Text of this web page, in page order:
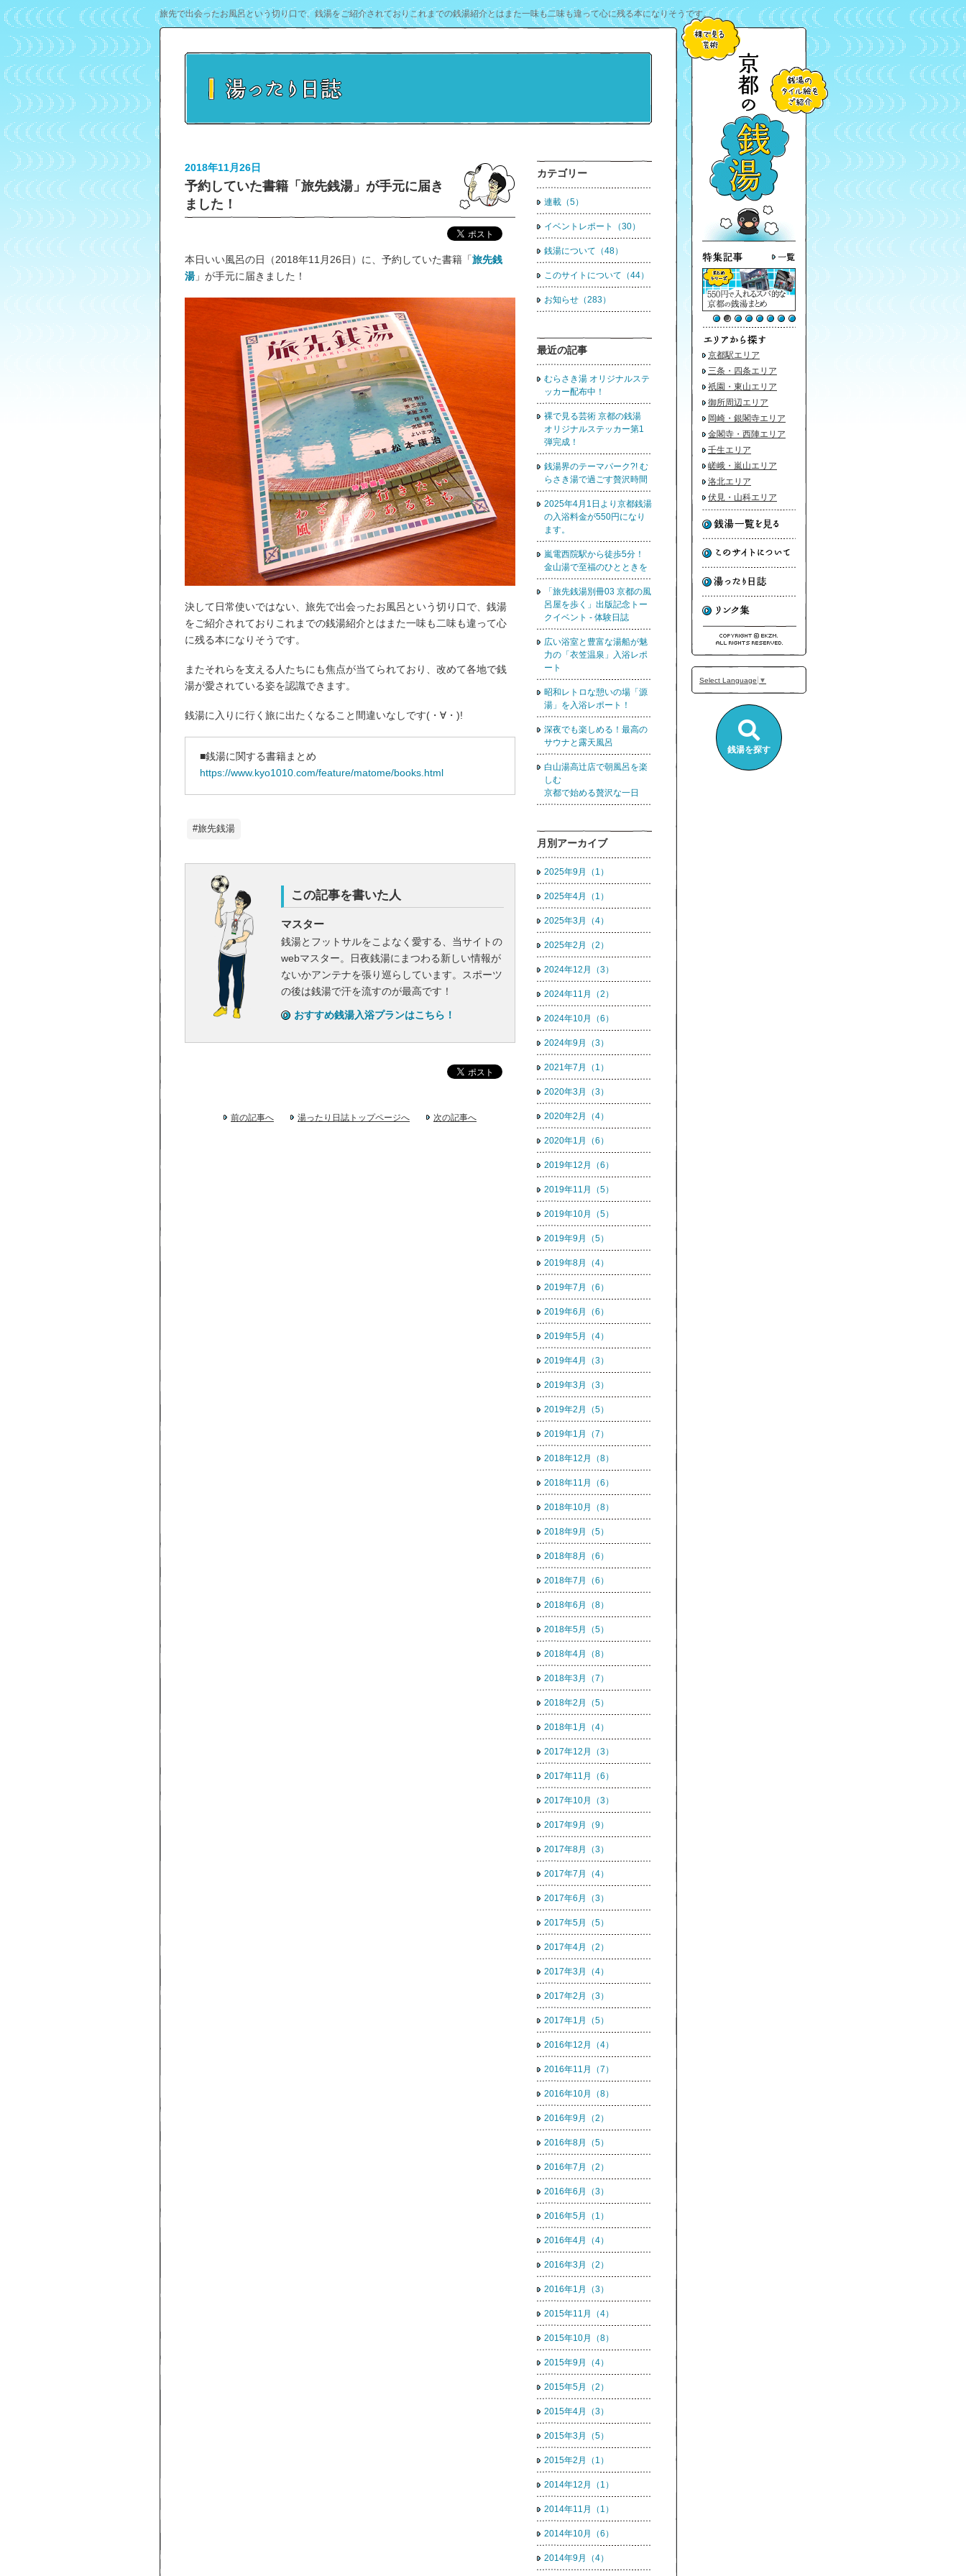
旅先で出会ったお風呂という切り口で、銭湯をご紹介されておりこれまでの銭湯紹介とはまた一味も二味も違って心に残る本になりそうです。
2018年11月26日
予約していた書籍「旅先銭湯」が手元に届き
ました！
本日いい風呂の日（2018年11月26日）に、予約していた書籍「旅先銭
湯」が手元に届きました！
決して日常使いではない、旅先で出会ったお風呂という切り口で、銭湯
をご紹介されておりこれまでの銭湯紹介とはまた一味も二味も違って心
に残る本になりそうです。
またそれらを支える人たちにも焦点が当てられており、改めて各地で銭
湯が愛されている姿を認識できます。
銭湯に入りに行く旅に出たくなること間違いなしです(・∀・)!
■銭湯に関する書籍まとめ
https://www.kyo1010.com/feature/matome/books.html
#旅先銭湯
この記事を書いた人
マスター
銭湯とフットサルをこよなく愛する、当サイトの
webマスター。日夜銭湯にまつわる新しい情報が
ないかアンテナを張り巡らしています。スポーツ
の後は銭湯で汗を流すのが最高です！
おすすめ銭湯入浴プランはこちら！
前の記事へ 湯ったり日誌トップページへ 次の記事へ
カテゴリー
連載（5）
イベントレポート（30）
銭湯について（48）
このサイトについて（44）
お知らせ（283）
最近の記事
むらさき湯 オリジナルステ
ッカー配布中！
裸で見る芸術 京都の銭湯
オリジナルステッカー第1
弾完成！
銭湯界のテーマパーク?! む
らさき湯で過ごす贅沢時間
2025年4月1日より京都銭湯
の入浴料金が550円になり
ます。
嵐電西院駅から徒歩5分！
金山湯で至福のひとときを
「旅先銭湯別冊03 京都の風
呂屋を歩く」出版記念トー
クイベント - 体験日誌
広い浴室と豊富な湯船が魅
力の「衣笠温泉」入浴レポ
ート
昭和レトロな憩いの場「源
湯」を入浴レポート！
深夜でも楽しめる！最高の
サウナと露天風呂
白山湯高辻店で朝風呂を楽
しむ
京都で始める贅沢な一日
月別アーカイブ
2025年9月（1）
2025年4月（1）
2025年3月（4）
2025年2月（2）
2024年12月（3）
2024年11月（2）
2024年10月（6）
2024年9月（3）
2021年7月（1）
2020年3月（3）
2020年2月（4）
2020年1月（6）
2019年12月（6）
2019年11月（5）
2019年10月（5）
2019年9月（5）
2019年8月（4）
2019年7月（6）
2019年6月（6）
2019年5月（4）
2019年4月（3）
2019年3月（3）
2019年2月（5）
2019年1月（7）
2018年12月（8）
2018年11月（6）
2018年10月（8）
2018年9月（5）
2018年8月（6）
2018年7月（6）
2018年6月（8）
2018年5月（5）
2018年4月（8）
2018年3月（7）
2018年2月（5）
2018年1月（4）
2017年12月（3）
2017年11月（6）
2017年10月（3）
2017年9月（9）
2017年8月（3）
2017年7月（4）
2017年6月（3）
2017年5月（5）
2017年4月（2）
2017年3月（4）
2017年2月（3）
2017年1月（5）
2016年12月（4）
2016年11月（7）
2016年10月（8）
2016年9月（2）
2016年8月（5）
2016年7月（2）
2016年6月（3）
2016年5月（1）
2016年4月（4）
2016年3月（2）
2016年1月（3）
2015年11月（4）
2015年10月（8）
2015年9月（4）
2015年5月（2）
2015年4月（3）
2015年3月（5）
2015年2月（1）
2014年12月（1）
2014年11月（1）
2014年10月（6）
2014年9月（4）
京都駅エリア
三条・四条エリア
祇園・東山エリア
御所周辺エリア
岡崎・銀閣寺エリア
金閣寺・西陣エリア
壬生エリア
嵯峨・嵐山エリア
洛北エリア
伏見・山科エリア
Select Language ▼
銭湯を探す